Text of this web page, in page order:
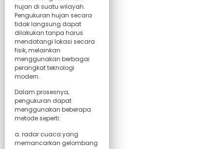
hujan di suatu wilayah.
Pengukuran hujan secara
tidak langsung dapat
dilakukan tanpa harus
mendatangi lokasi secara
fisik, melainkan
menggunakan berbagai
perangkat teknologi
modern.
Dalam prosesnya,
pengukuran dapat
menggunakan beberapa
metode seperti:
a. radar cuaca yang
memancarkan gelombang